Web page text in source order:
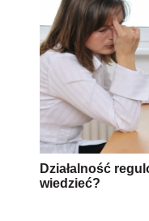
Działalność
wiedzieć?